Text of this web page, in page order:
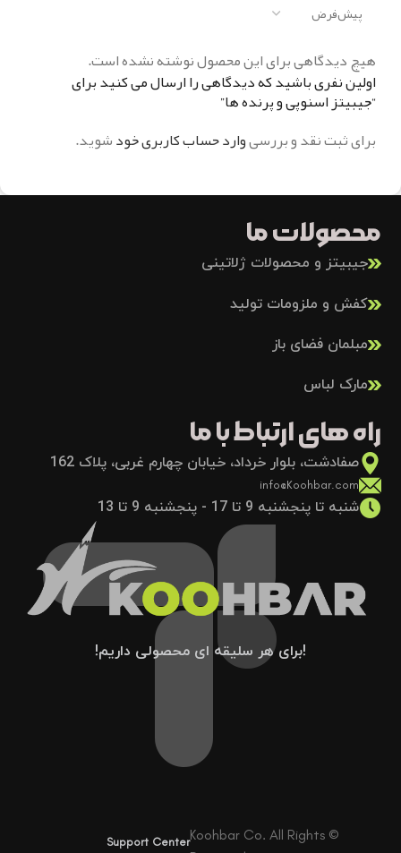
هیچ دیدگاهی برای این محصول نوشته نشده است.
اولین نفری باشید که دیدگاهی را ارسال می کنید برای
“جیبیتز اسنوپی و پرنده ها”
برای ثبت نقد و بررسیوارد حساب کاربری خودشوید.
محصولات ما
جیبیتز و محصولات ژلاتینی
کفش و ملزومات تولید
مبلمان فضای باز
مارک لباس
راه های ارتباط با ما
صفادشت، بلوار خرداد، خیابان چهارم غربی، پلاک 162
info@Koohbar.com
شنبه تا پنجشنبه 9 تا 17 - پنجشنبه 9 تا 13
!برای هر سلیقه ای محصولی داریم!
© Koohbar Co. All Rights
Support Center